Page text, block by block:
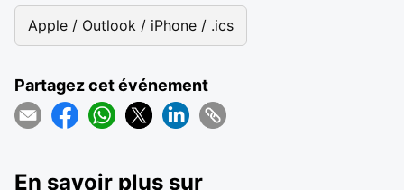
Apple / Outlook / iPhone / .ics
Partagez cet événement
En savoir plus sur